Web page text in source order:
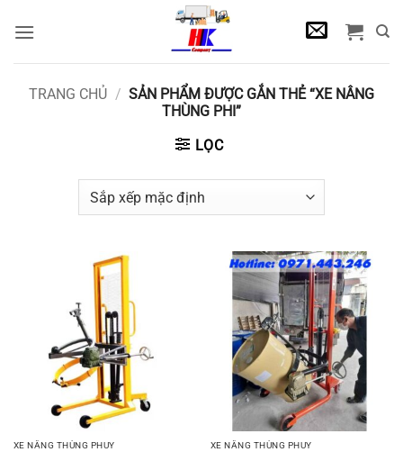
qua
TRANG CHỦ / SẢN PHẨM ĐƯỢC GẮN THẺ “XE NÂNG
THÙNG PHI”
LỌC
XE NÂNG THÙNG PHUY XE NÂNG THÙNG PHUY